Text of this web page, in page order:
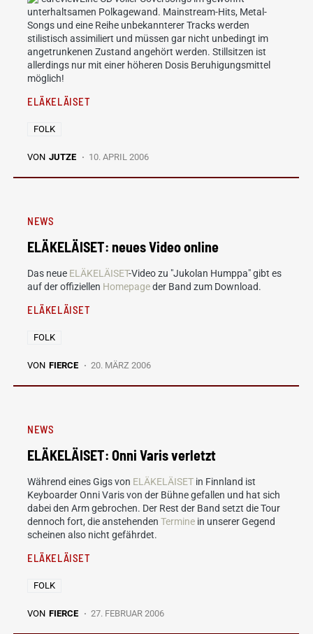
unterhaltsamen Polkagewand. Mainstream-Hits, Metal-
Songs und eine Reihe unbekannterer Tracks werden
stilistisch assimiliert und müssen gar nicht unbedingt im
angetrunkenen Zustand angehört werden. Stillsitzen ist
allerdings nur mit einer höheren Dosis Beruhigungsmittel
möglich!
ELÄKELÄISET
FOLK
VON JUTZE 10. APRIL 2006
NEWS
ELÄKELÄISET: neues Video online
Das neue ELÄKELÄISET-Video zu "Jukolan Humppa" gibt es
auf der offiziellen Homepageder Band zum Download.
ELÄKELÄISET
FOLK
VON FIERCE 20. MÄRZ 2006
NEWS
ELÄKELÄISET: Onni Varis verletzt
Während eines Gigs von ELÄKELÄISET in Finnland ist
Keyboarder Onni Varis von der Bühne gefallen und hat sich
dabei den Arm gebrochen. Der Rest der Band setzt die Tour
dennoch fort, die anstehenden Termine in unserer Gegend
scheinen also nicht gefährdet.
ELÄKELÄISET
FOLK
VON FIERCE 27. FEBRUAR 2006